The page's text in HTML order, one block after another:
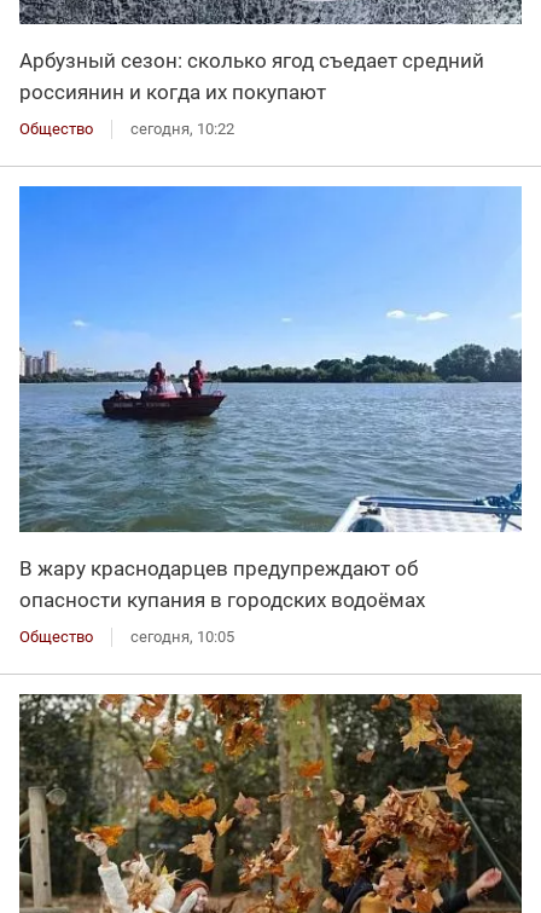
Арбузный сезон: сколько ягод съедает средний
россиянин и когда их покупают
Общество сегодня, 10:22
В жару краснодарцев предупреждают об
опасности купания в городских водоёмах
Общество сегодня, 10:05